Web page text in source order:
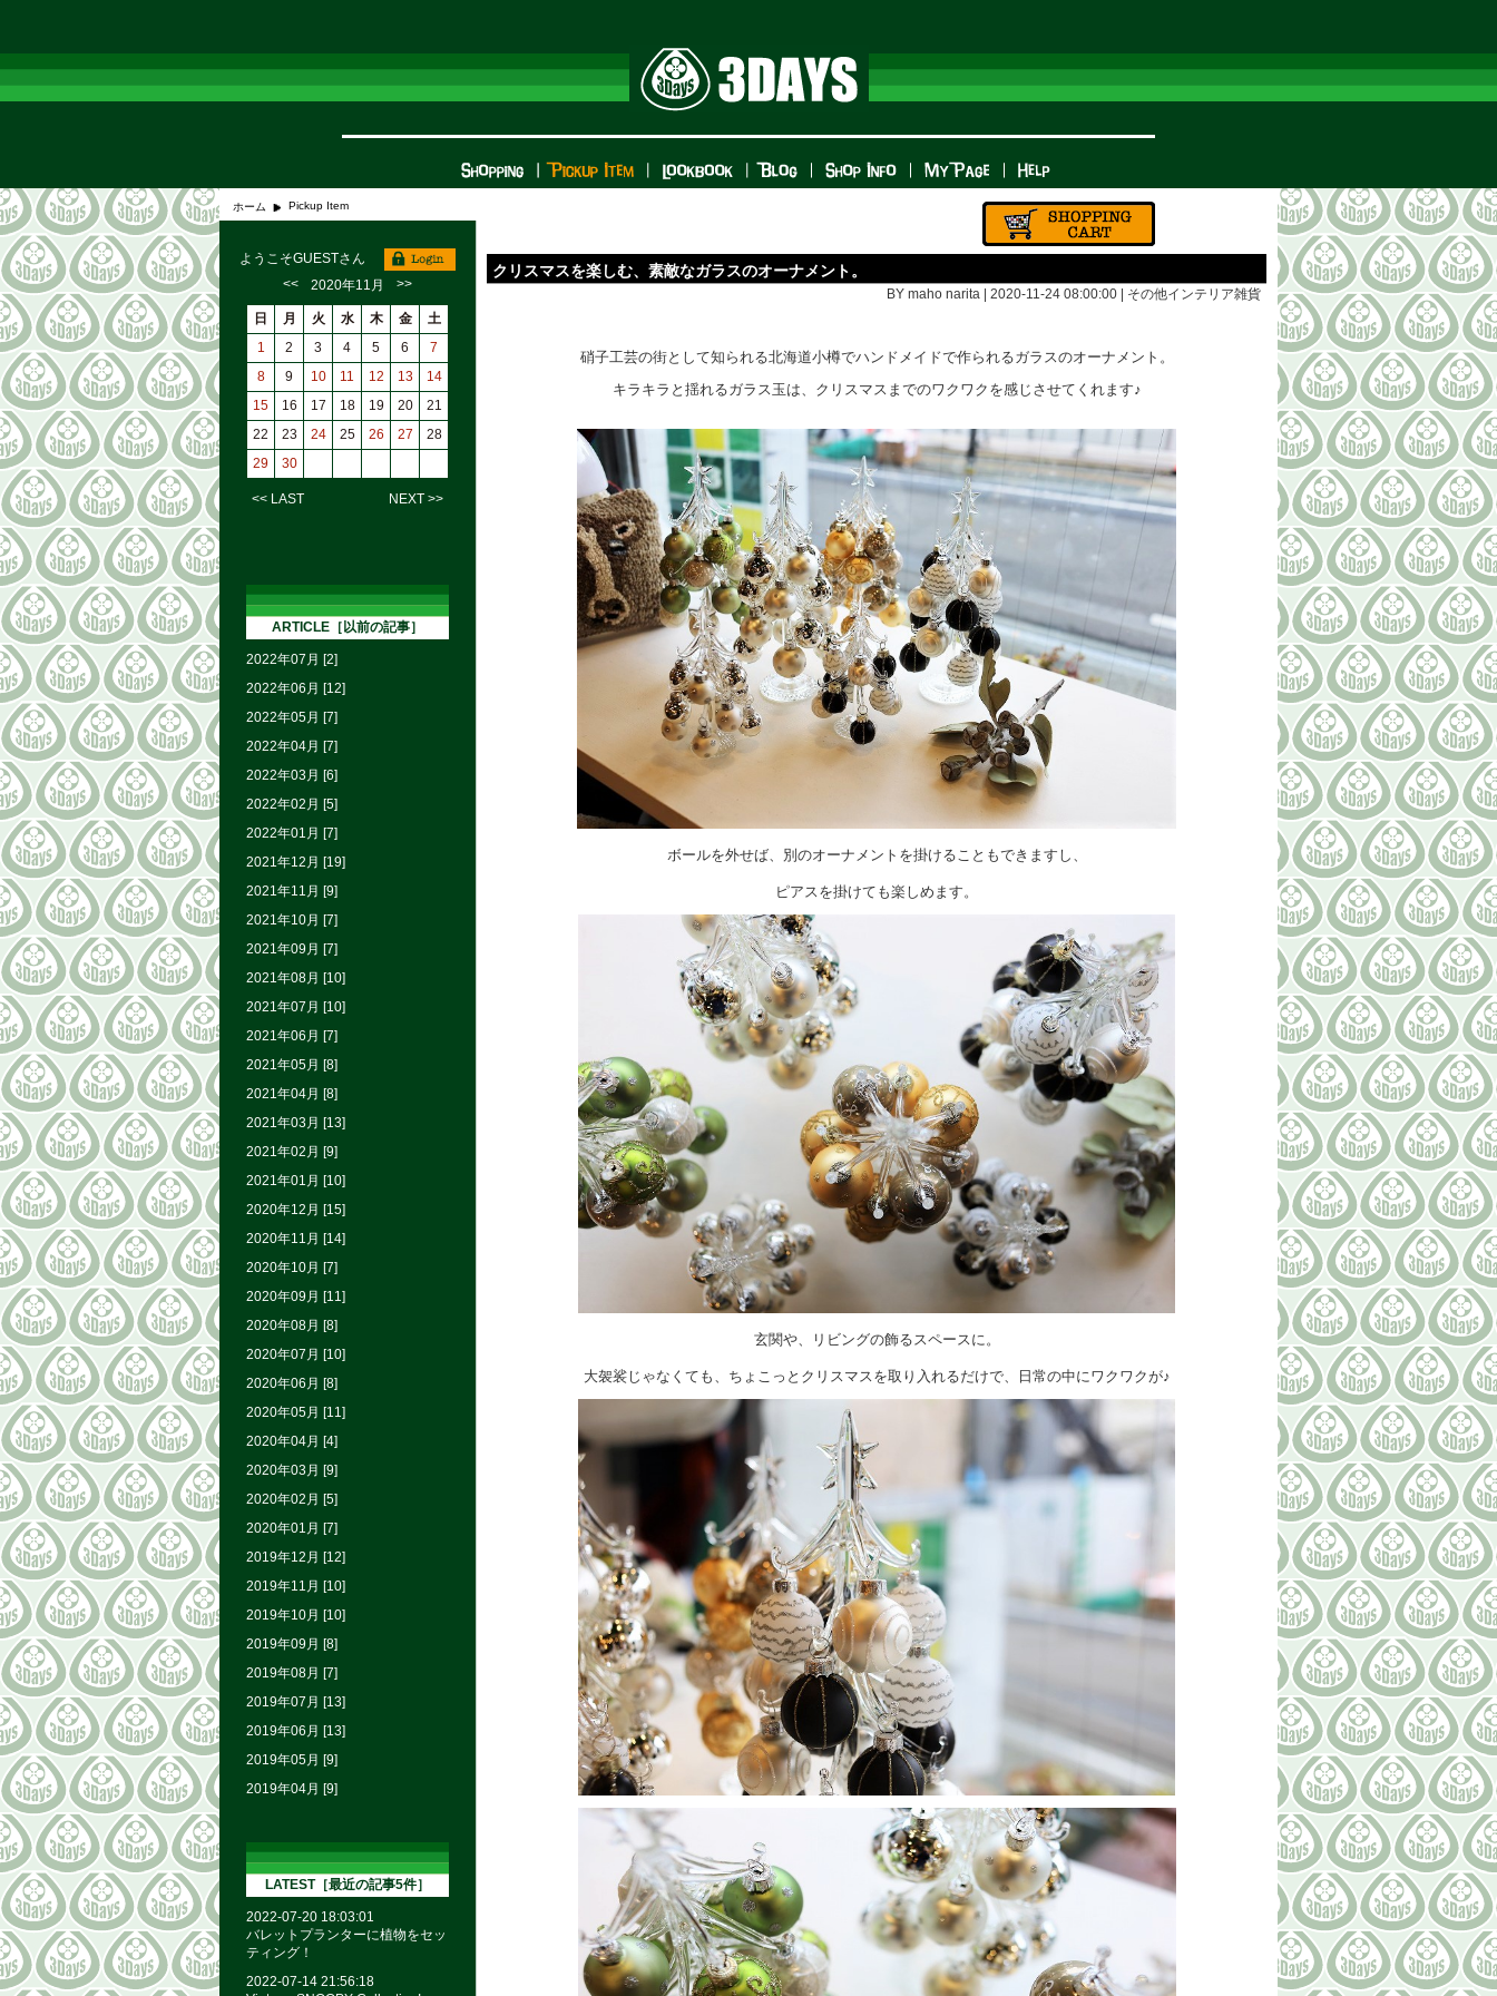
ホーム Pickup Item
クリスマスを楽しむ、素敵なガラスのオーナメント。
BY maho narita | 2020-11-24 08:00:00 | その他インテリア雑貨
硝子工芸の街として知られる北海道小樽でハンドメイドで作られるガラスのオーナメント。
キラキラと揺れるガラス玉は、クリスマスまでのワクワクを感じさせてくれます♪
ボールを外せば、別のオーナメントを掛けることもできますし、
ピアスを掛けても楽しめます。
玄関や、リビングの飾るスペースに。
大袈裟じゃなくても、ちょこっとクリスマスを取り入れるだけで、日常の中にワクワクが♪
ようこそGUESTさん
<<
2020年11月 >>
日 月 火 水 木 金
土
1
2 3 4 5 6
7
8
9 10 11 12 13
14
15
16 17 18 19 20
21
22
23 24 25 26 27
28
29
30
<< LAST NEXT >>
ARTICLE［以前の記事］
2022年07月 [2]
2022年06月 [12]
2022年05月 [7]
2022年04月 [7]
2022年03月 [6]
2022年02月 [5]
2022年01月 [7]
2021年12月 [19]
2021年11月 [9]
2021年10月 [7]
2021年09月 [7]
2021年08月 [10]
2021年07月 [10]
2021年06月 [7]
2021年05月 [8]
2021年04月 [8]
2021年03月 [13]
2021年02月 [9]
2021年01月 [10]
2020年12月 [15]
2020年11月 [14]
2020年10月 [7]
2020年09月 [11]
2020年08月 [8]
2020年07月 [10]
2020年06月 [8]
2020年05月 [11]
2020年04月 [4]
2020年03月 [9]
2020年02月 [5]
2020年01月 [7]
2019年12月 [12]
2019年11月 [10]
2019年10月 [10]
2019年09月 [8]
2019年08月 [7]
2019年07月 [13]
2019年06月 [13]
2019年05月 [9]
2019年04月 [9]
LATEST［最近の記事5件］
2022-07-20 18:03:01
バレットプランターに植物をセッ
ティング！
2022-07-14 21:56:18